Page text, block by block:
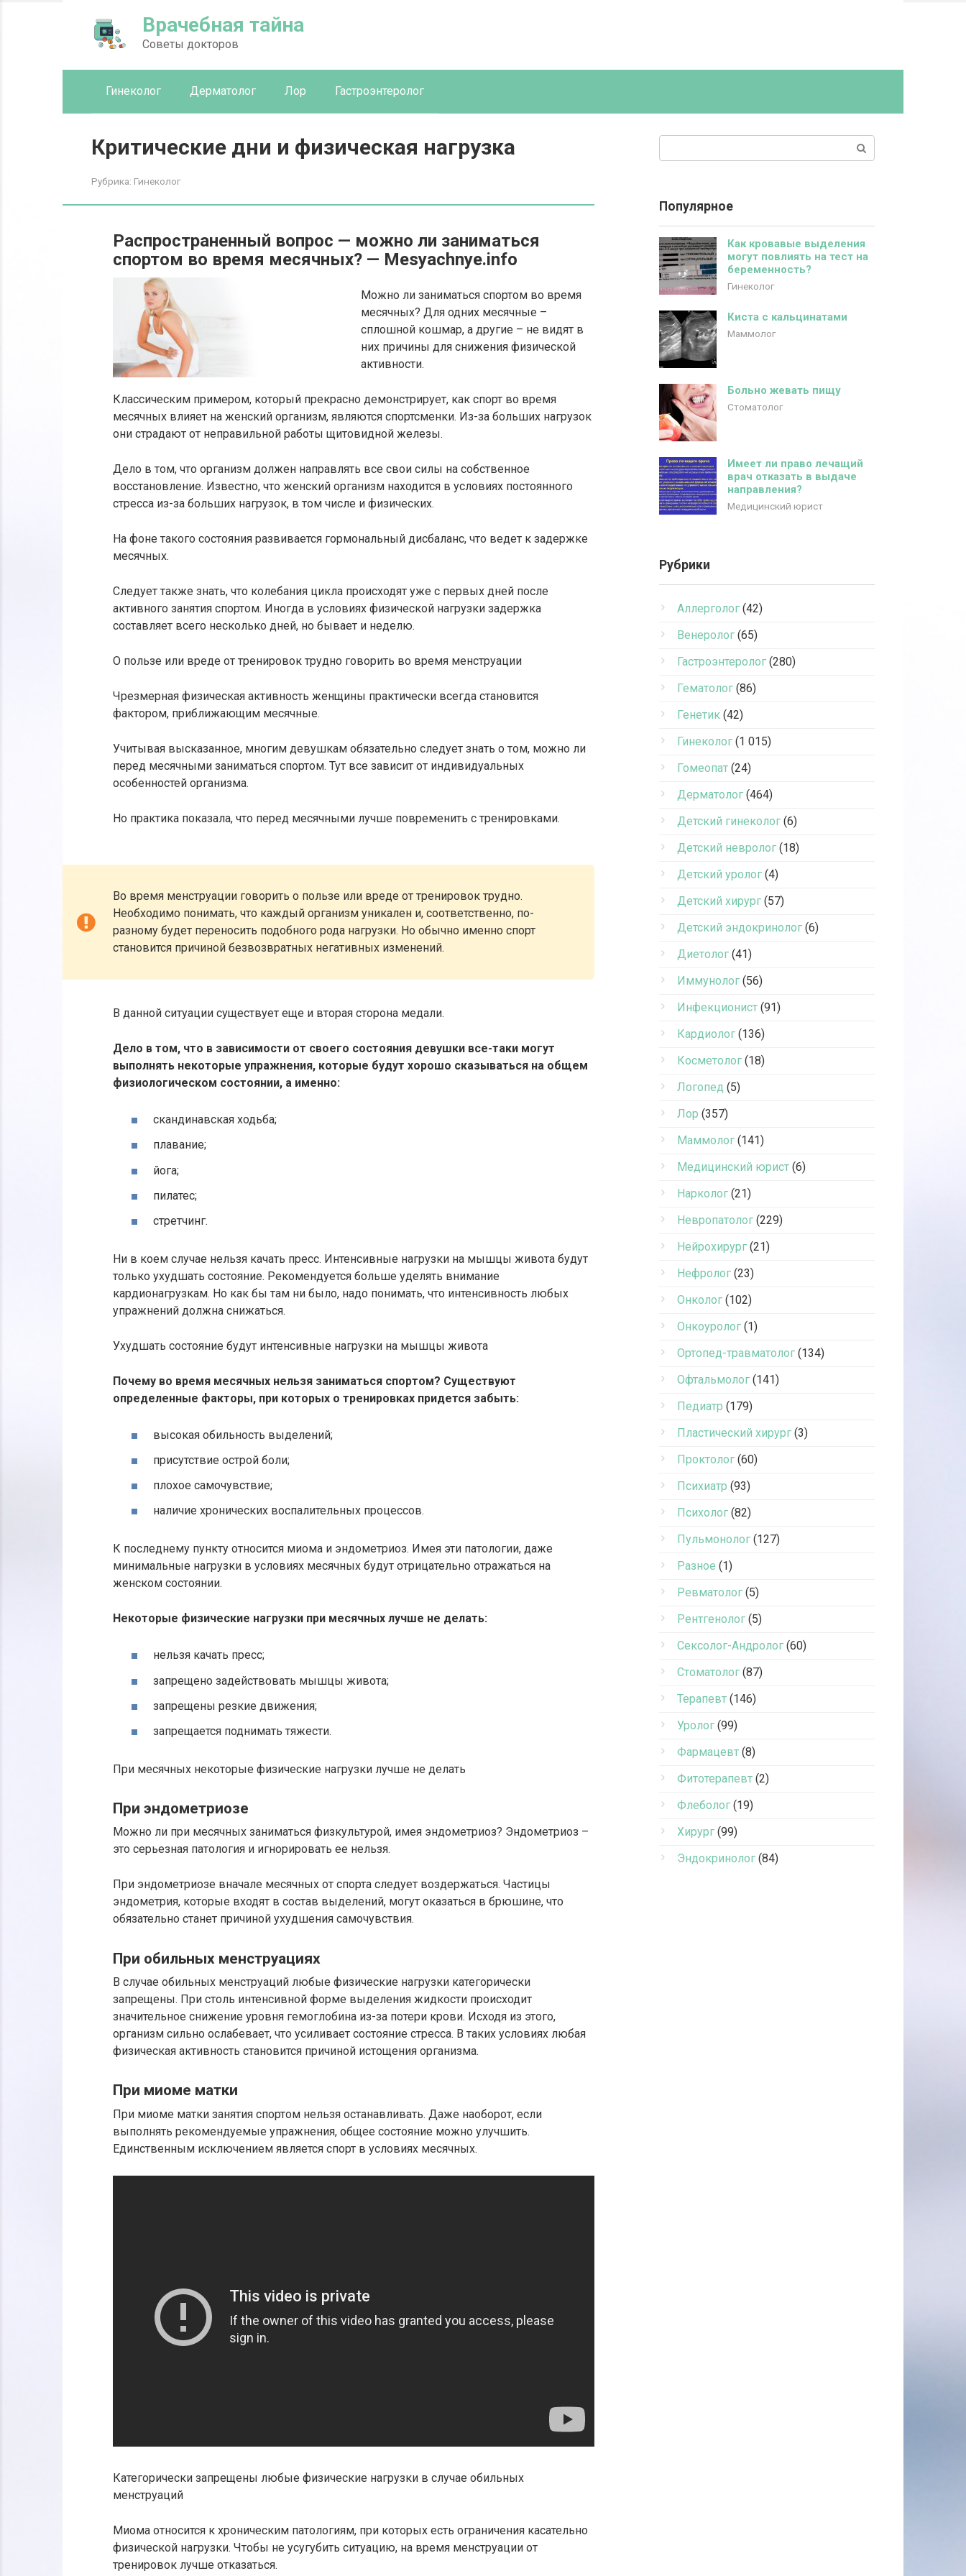
Врачебная тайна
Советы докторов
Гинеколог Дерматолог Лор Гастроэнтеролог
Критические дни и физическая нагрузка
Рубрика: Гинеколог
Распространенный вопрос — можно ли заниматься
спортом во время месячных? — Mesyachnye.info
Можно ли заниматься спортом во время
месячных? Для одних месячные –
сплошной кошмар, а другие – не видят в
них причины для снижения физической
активности.
Классическим примером, который прекрасно демонстрирует, как спорт во время
месячных влияет на женский организм, являются спортсменки. Из-за больших нагрузок
они страдают от неправильной работы щитовидной железы.
Дело в том, что организм должен направлять все свои силы на собственное
восстановление. Известно, что женский организм находится в условиях постоянного
стресса из-за больших нагрузок, в том числе и физических.
На фоне такого состояния развивается гормональный дисбаланс, что ведет к задержке
месячных.
Следует также знать, что колебания цикла происходят уже с первых дней после
активного занятия спортом. Иногда в условиях физической нагрузки задержка
составляет всего несколько дней, но бывает и неделю.
О пользе или вреде от тренировок трудно говорить во время менструации
Чрезмерная физическая активность женщины практически всегда становится
фактором, приближающим месячные.
Учитывая высказанное, многим девушкам обязательно следует знать о том, можно ли
перед месячными заниматься спортом. Тут все зависит от индивидуальных
особенностей организма.
Но практика показала, что перед месячными лучше повременить с тренировками.
Во время менструации говорить о пользе или вреде от тренировок трудно.
Необходимо понимать, что каждый организм уникален и, соответственно, по-
разному будет переносить подобного рода нагрузки. Но обычно именно спорт
становится причиной безвозвратных негативных изменений.
В данной ситуации существует еще и вторая сторона медали.
Дело в том, что в зависимости от своего состояния девушки все-таки могут
выполнять некоторые упражнения, которые будут хорошо сказываться на общем
физиологическом состоянии, а именно:
скандинавская ходьба;
плавание;
йога;
пилатес;
стретчинг.
Ни в коем случае нельзя качать пресс. Интенсивные нагрузки на мышцы живота будут
только ухудшать состояние. Рекомендуется больше уделять внимание
кардионагрузкам. Но как бы там ни было, надо понимать, что интенсивность любых
упражнений должна снижаться.
Ухудшать состояние будут интенсивные нагрузки на мышцы живота
Почему во время месячных нельзя заниматься спортом? Существуют
определенные факторы, при которых о тренировках придется забыть:
высокая обильность выделений;
присутствие острой боли;
плохое самочувствие;
наличие хронических воспалительных процессов.
К последнему пункту относится миома и эндометриоз. Имея эти патологии, даже
минимальные нагрузки в условиях месячных будут отрицательно отражаться на
женском состоянии.
Некоторые физические нагрузки при месячных лучше не делать:
нельзя качать пресс;
запрещено задействовать мышцы живота;
запрещены резкие движения;
запрещается поднимать тяжести.
При месячных некоторые физические нагрузки лучше не делать
При эндометриозе
Можно ли при месячных заниматься физкультурой, имея эндометриоз? Эндометриоз –
это серьезная патология и игнорировать ее нельзя.
При эндометриозе вначале месячных от спорта следует воздержаться. Частицы
эндометрия, которые входят в состав выделений, могут оказаться в брюшине, что
обязательно станет причиной ухудшения самочувствия.
При обильных менструациях
В случае обильных менструаций любые физические нагрузки категорически
запрещены. При столь интенсивной форме выделения жидкости происходит
значительное снижение уровня гемоглобина из-за потери крови. Исходя из этого,
организм сильно ослабевает, что усиливает состояние стресса. В таких условиях любая
физическая активность становится причиной истощения организма.
При миоме матки
При миоме матки занятия спортом нельзя останавливать. Даже наоборот, если
выполнять рекомендуемые упражнения, общее состояние можно улучшить.
Единственным исключением является спорт в условиях месячных.
Категорически запрещены любые физические нагрузки в случае обильных
менструаций
Миома относится к хроническим патологиям, при которых есть ограничения касательно
физической нагрузки. Чтобы не усугубить ситуацию, на время менструации от
тренировок лучше отказаться.
Популярное
Как кровавые выделения
могут повлиять на тест на
беременность?
Гинеколог
Киста с кальцинатами
Маммолог
Больно жевать пищу
Стоматолог
Имеет ли право лечащий
врач отказать в выдаче
направления?
Медицинский юрист
Рубрики
Аллерголог (42)
Венеролог (65)
Гастроэнтеролог (280)
Гематолог (86)
Генетик (42)
Гинеколог (1 015)
Гомеопат (24)
Дерматолог (464)
Детский гинеколог (6)
Детский невролог (18)
Детский уролог (4)
Детский хирург (57)
Детский эндокринолог (6)
Диетолог (41)
Иммунолог (56)
Инфекционист (91)
Кардиолог (136)
Косметолог (18)
Логопед (5)
Лор (357)
Маммолог (141)
Медицинский юрист (6)
Нарколог (21)
Невропатолог (229)
Нейрохирург (21)
Нефролог (23)
Онколог (102)
Онкоуролог (1)
Ортопед-травматолог (134)
Офтальмолог (141)
Педиатр (179)
Пластический хирург (3)
Проктолог (60)
Психиатр (93)
Психолог (82)
Пульмонолог (127)
Разное (1)
Ревматолог (5)
Рентгенолог (5)
Сексолог-Андролог (60)
Стоматолог (87)
Терапевт (146)
Уролог (99)
Фармацевт (8)
Фитотерапевт (2)
Флеболог (19)
Хирург (99)
Эндокринолог (84)